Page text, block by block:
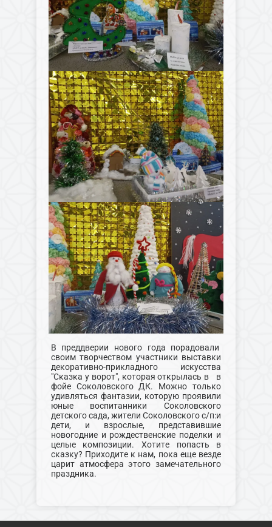
В преддверии нового года порадовали
своим творчеством участники выставки
декоративно-прикладного искусства
"Сказка у ворот", которая открылась в в
фойе Соколовского ДК. Можно только
удивляться фантазии, которую проявили
юные воспитанники Соколовского
детского сада, жители Соколовского с/п:и
дети, и взрослые, представившие
новогодние и рождественские поделки и
целые композиции. Хотите попасть в
сказку? Приходите к нам, пока еще везде
царит атмосфера этого замечательного
праздника.